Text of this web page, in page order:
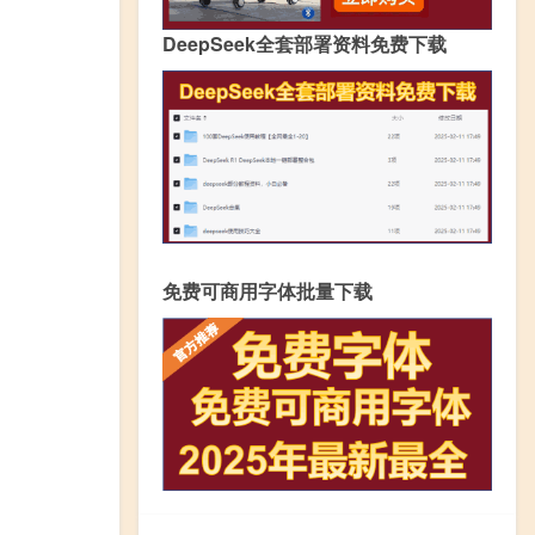
DeepSeek全套部署资料免费下载
免费可商用字体批量下载